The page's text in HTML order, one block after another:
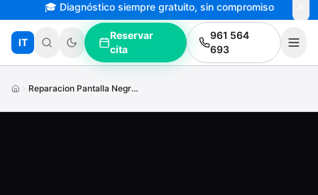
🎓 Diagnóstico siempre gratuito, sin compromiso
IT
Reservar
cita
961 564
693
Reparacion Pantalla Negra Cursor